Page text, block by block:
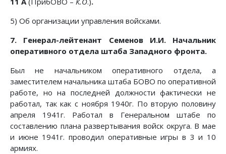
5) Об организации управления войсками.
7. Генерал-лейтенант Семенов И.И. Начальник
оперативного отдела штаба Западного фронта.
Был не начальником оперативного отдела, а
заместителем начальника штаба БОВО по оперативной
работе, но на последней должности фактически не
работал, так как с ноября 1940г. По вторую половину
апреля 1941г. Работал в Генеральном штабе по
составлению плана развертывания войск округа. В мае
и июне 1941г. проводил оперативные игры в 3 и 10
армиях.